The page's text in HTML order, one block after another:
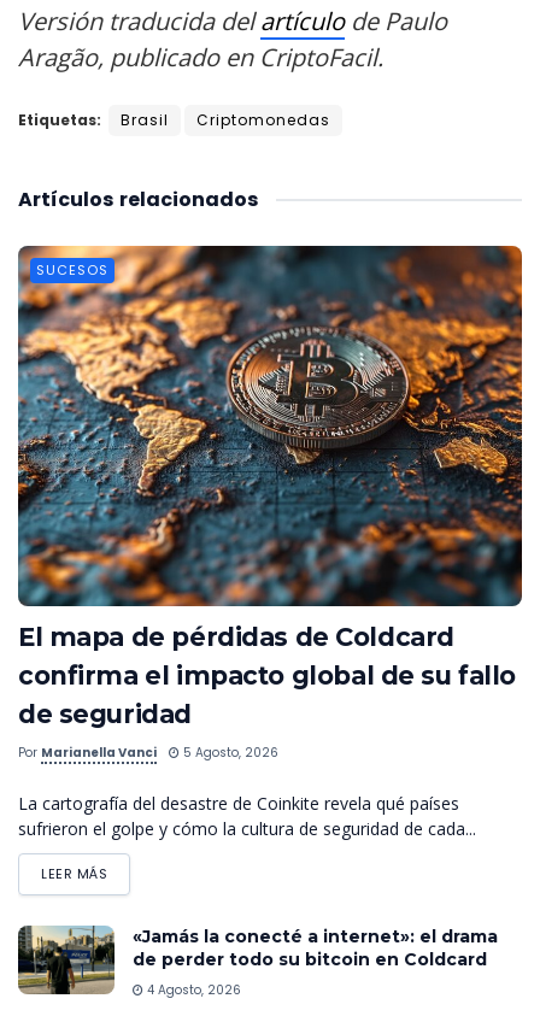
Versión traducida delartículode Paulo
Aragão, publicado en CriptoFacil.
Etiquetas: Brasil Criptomonedas
relacionados
Artículos
SUCESOS
El mapa de pérdidas de Coldcard
confirma el impacto global de su fallo
de seguridad
Por Marianella Vanci 5 Agosto, 2026
La cartografía del desastre de Coinkite revela qué países
sufrieron el golpe y cómo la cultura de seguridad de cada...
LEER MÁS
«Jamás la conecté a internet»: el drama
de perder todo su bitcoin en Coldcard
4 Agosto, 2026